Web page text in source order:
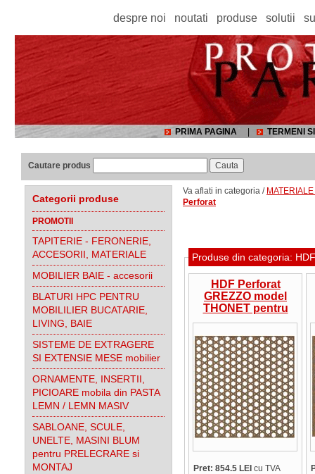
despre noi noutati produse solutii
PRIMA PAGINA TERMENI
Cautare produs
Categorii produse
PROMOTII
TAPITERIE - FERONERIE,
ACCESORII, MATERIALE
MOBILIER BAIE - accesorii
BLATURI HPC PENTRU
MOBILILIER BUCATARIE,
LIVING, BAIE
SISTEME DE EXTRAGERE
SI EXTENSIE MESE mobilier
ORNAMENTE, INSERTII,
PICIOARE mobila din PASTA
LEMN / LEMN MASIV
SABLOANE, SCULE,
UNELTE, MASINI BLUM
pentru PRELECRARE si
MONTAJ
Va aflati in categoria /
Perforat
Produse din categoria:
HDF Perforat
GREZZO model
THONET pentru
design si amenajari
Pret: 854.5 LEI cu TVA